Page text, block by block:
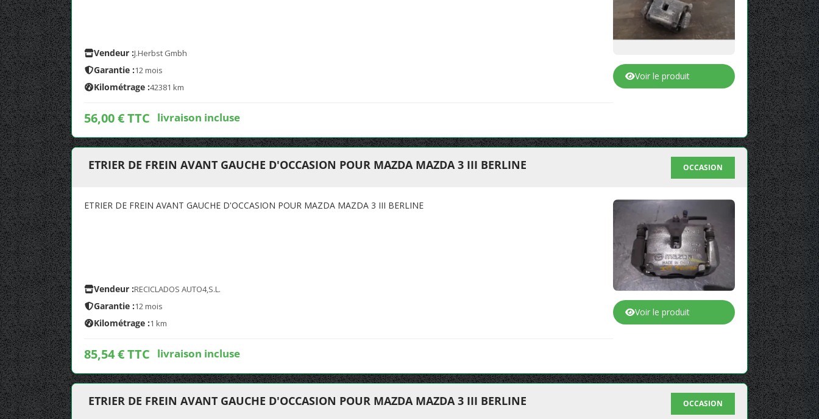
Vendeur :J.Herbst Gmbh
Garantie :12 mois
Kilométrage :42381 km
56,00 € TTC livraison incluse
Voir le produit
ETRIER DE FREIN AVANT GAUCHE D'OCCASION POUR MAZDA MAZDA 3 III BERLINE OCCASION
ETRIER DE FREIN AVANT GAUCHE D'OCCASION POUR MAZDA MAZDA 3 III BERLINE
Vendeur :RECICLADOS AUTO4,S.L.
Garantie :12 mois
Kilométrage :1 km
85,54 € TTC livraison incluse
Voir le produit
ETRIER DE FREIN AVANT GAUCHE D'OCCASION POUR MAZDA MAZDA 3 III BERLINE OCCASION